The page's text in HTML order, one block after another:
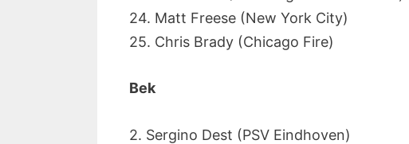
24. Matt Freese (New York City)
25. Chris Brady (Chicago Fire)
Bek
2. Sergino Dest (PSV Eindhoven)